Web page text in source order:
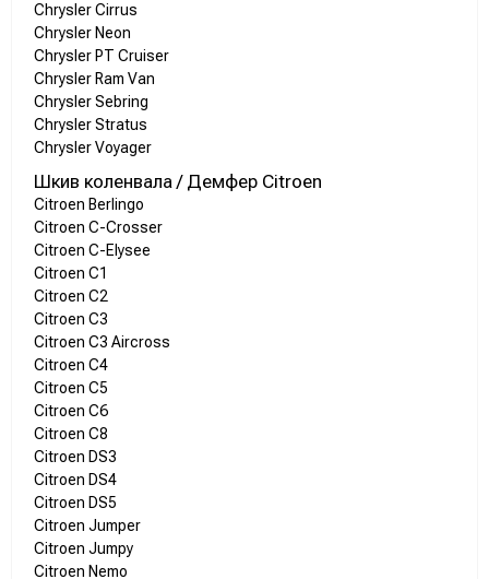
Chrysler Cirrus
Chrysler Neon
Chrysler PT Cruiser
Chrysler Ram Van
Chrysler Sebring
Chrysler Stratus
Chrysler Voyager
Шкив коленвала / Демфер Citroen
Citroen Berlingo
Citroen C-Crosser
Citroen C-Elysee
Citroen C1
Citroen C2
Citroen C3
Citroen C3 Aircross
Citroen C4
Citroen C5
Citroen C6
Citroen C8
Citroen DS3
Citroen DS4
Citroen DS5
Citroen Jumper
Citroen Jumpy
Citroen Nemo